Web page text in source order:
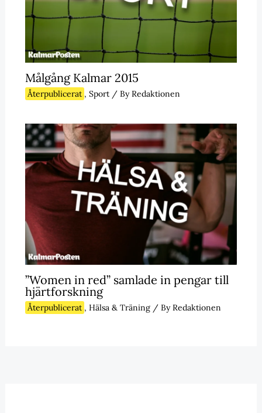
Målgång Kalmar 2015
Återpublicerat , Sport/ ByRedaktionen
”Women in red” samlade in pengar till
hjärtforskning
Återpublicerat , Hälsa & Träning/ ByRedaktionen